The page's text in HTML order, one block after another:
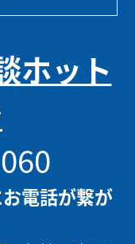
ホット
電話が繋が